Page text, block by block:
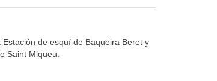
de esquí de Baqueira Beret y
Saint Miqueu.